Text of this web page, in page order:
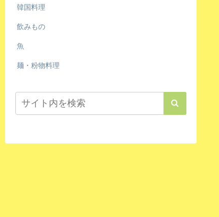
韓国料理
飲みもの
魚
麺・粉物料理